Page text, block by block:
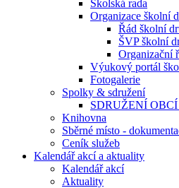
Školská rada
Organizace školní
Řád školní
ŠVP školní
Organizační
Výukový portál
Fotogalerie
Spolky & sdružení
SDRUŽENÍ
Knihovna
Sběrné místo -
Ceník služeb
Kalendář akcí a aktuality
Kalendář akcí
Aktuality